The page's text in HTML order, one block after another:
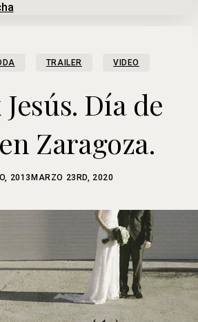
TRAILER VIDEO
Día de
Zaragoza.
2013 MARZO 23RD, 2020